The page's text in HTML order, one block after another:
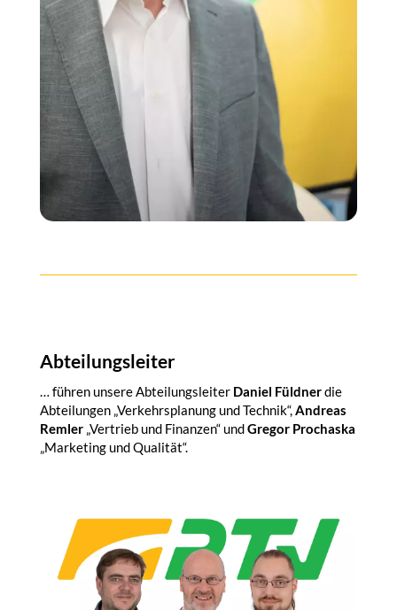
Abteilungsleiter
… führen unsere Abteilungsleiter Daniel Füldnerdie
Abteilungen „Verkehrsplanung und Technik“,Andreas
Remler„Vertrieb und Finanzen“ undGregor Prochaska
„Marketing und Qualität“.